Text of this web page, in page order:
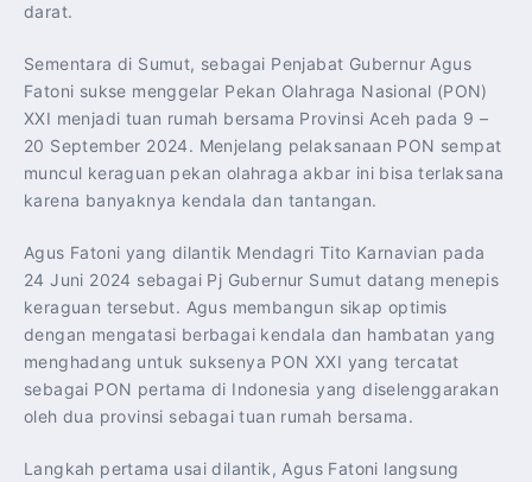
darat.
Sementara di Sumut, sebagai Penjabat Gubernur Agus
Fatoni sukse menggelar Pekan Olahraga Nasional (PON)
XXI menjadi tuan rumah bersama Provinsi Aceh pada 9 –
20 September 2024. Menjelang pelaksanaan PON sempat
muncul keraguan pekan olahraga akbar ini bisa terlaksana
karena banyaknya kendala dan tantangan.
Agus Fatoni yang dilantik Mendagri Tito Karnavian pada
24 Juni 2024 sebagai Pj Gubernur Sumut datang menepis
keraguan tersebut. Agus membangun sikap optimis
dengan mengatasi berbagai kendala dan hambatan yang
menghadang untuk suksenya PON XXI yang tercatat
sebagai PON pertama di Indonesia yang diselenggarakan
oleh dua provinsi sebagai tuan rumah bersama.
Langkah pertama usai dilantik, Agus Fatoni langsung